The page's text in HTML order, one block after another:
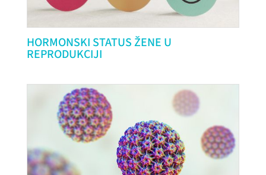
HORMONSKI STATUS ŽENE U
REPRODUKCIJI